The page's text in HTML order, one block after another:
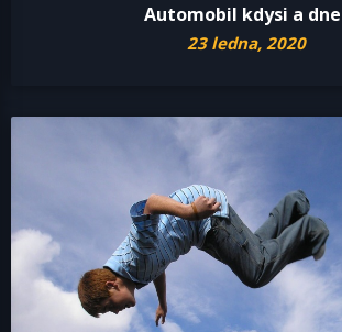
Automobil kdysi a
23 ledna, 2020